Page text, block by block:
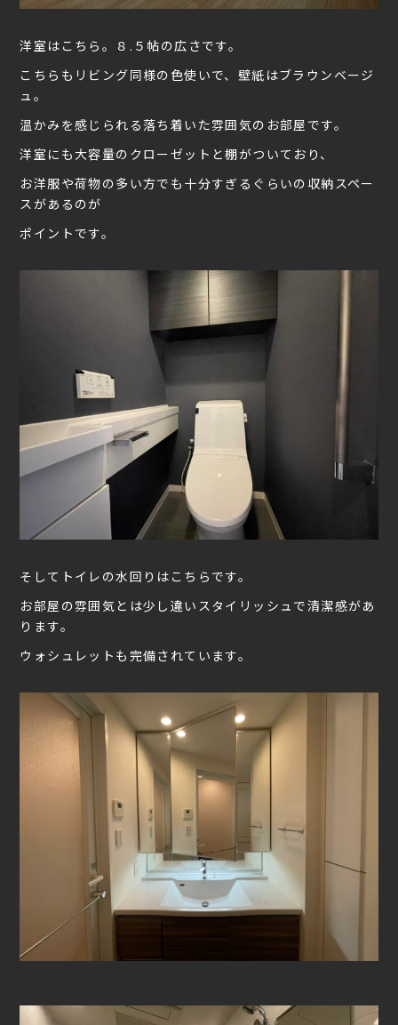
洋室はこちら。８.５帖の広さです。
こちらもリビング同様の色使いで、壁紙はブラウンベージ
ュ。
温かみを感じられる落ち着いた雰囲気のお部屋です。
洋室にも大容量のクローゼットと棚がついており、
お洋服や荷物の多い方でも十分すぎるぐらいの収納スペー
スがあるのが
ポイントです。
そしてトイレの水回りはこちらです。
お部屋の雰囲気とは少し違いスタイリッシュで清潔感があ
ります。
ウォシュレットも完備されています。